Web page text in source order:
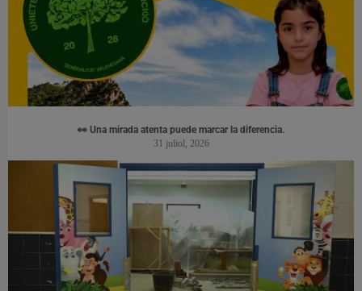
👀 Una mirada atenta puede marcar la diferencia.
31 juliol, 2026